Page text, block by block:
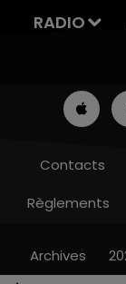
RADIO
Contacts
Règlements
Archives